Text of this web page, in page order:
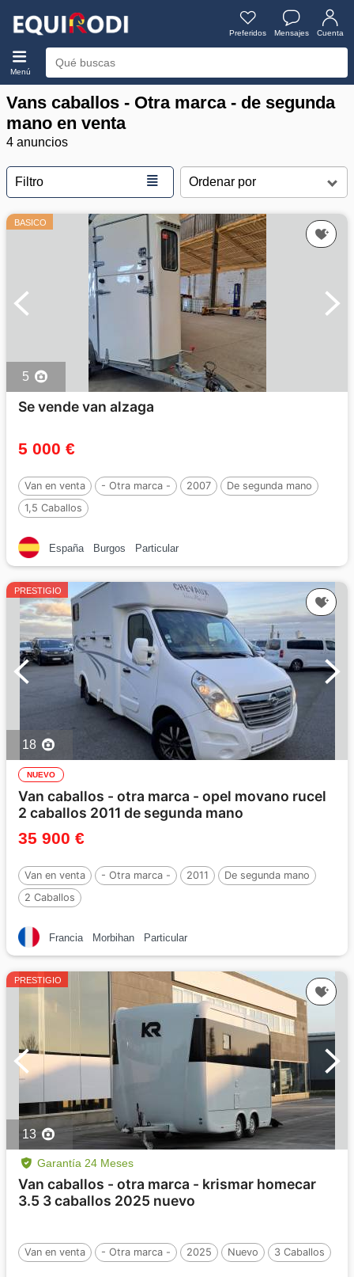
Preferidos Mensajes Cuenta
Menú
Vans caballos - Otra marca - de segunda
mano en venta
4 anuncios
Filtro ≣
BASICO
5
Se vende van alzaga
5 000 €
Van en venta - Otra marca - 2007
De segunda mano
1,5 Caballos
España Burgos Particular
PRESTIGIO
18
NUEVO
Van caballos - otra marca - opel movano rucel
2 caballos 2011 de segunda mano
35 900 €
Van en venta - Otra marca - 2011
De segunda mano
2 Caballos
Francia Morbihan Particular
PRESTIGIO
13
Garantía 24 Meses
Van caballos - otra marca - krismar homecar
3.5 3 caballos 2025 nuevo
Van en venta - Otra marca - 2025 Nuevo 3 Caballos